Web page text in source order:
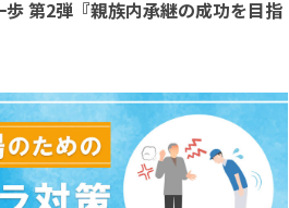
第2弾『親族内承継の成功を目指